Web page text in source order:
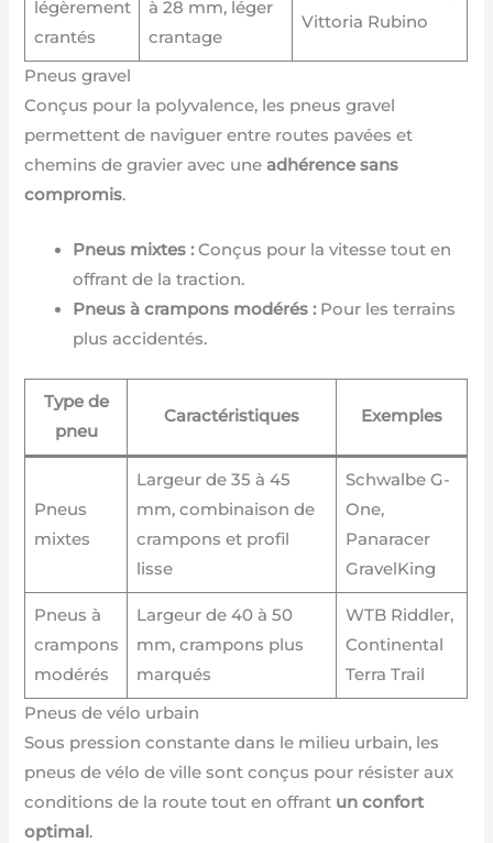
légèrement
crantés
à 28 mm, léger
crantage
Vittoria Rubino
Pneus gravel
Conçus pour la polyvalence, les pneus gravel
permettent de naviguer entre routes pavées et
chemins de gravier avec uneadhérence sans
compromis.
Pneus mixtes :Conçus pour la vitesse tout en
offrant de la traction.
Pneus à crampons modérés :Pour les terrains
plus accidentés.
Type de
pneu
Caractéristiques Exemples
Pneus
mixtes
Largeur de 35 à 45
mm, combinaison de
crampons et profil
lisse
Schwalbe G-
One,
Panaracer
GravelKing
Pneus à
crampons
modérés
Largeur de 40 à 50
mm, crampons plus
marqués
WTB Riddler,
Continental
Terra Trail
Pneus de vélo urbain
Sous pression constante dans le milieu urbain, les
pneus de vélo de ville sont conçus pour résister aux
conditions de la route tout en offrant un confort
optimal.